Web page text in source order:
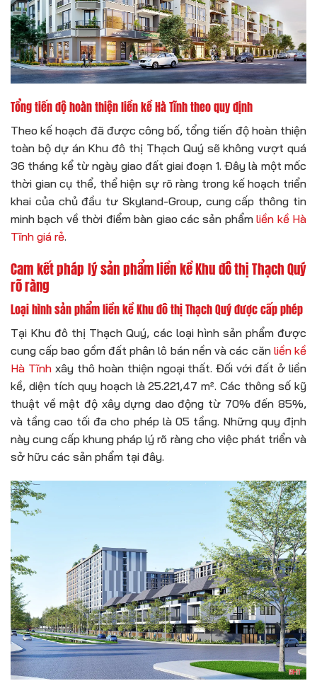
Tổng tiến độ hoàn thiện liền kề Hà Tĩnh theo quy định
Theo kế hoạch đã được công bố, tổng tiến độ hoàn thiện
toàn bộ dự án Khu đô thị Thạch Quý sẽ không vượt quá
36 tháng kể từ ngày giao đất giai đoạn 1. Đây là một mốc
thời gian cụ thể, thể hiện sự rõ ràng trong kế hoạch triển
khai của chủ đầu tư Skyland-Group, cung cấp thông tin
minh bạch về thời điểm bàn giao các sản phẩmliền kề Hà
Tĩnh giá rẻ.
Cam kết pháp lý sản phẩm liền kề Khu đô thị Thạch Quý
rõ ràng
Loại hình sản phẩm liền kề Khu đô thị Thạch Quý được cấp phép
Tại Khu đô thị Thạch Quý, các loại hình sản phẩm được
cung cấp bao gồm đất phân lô bán nền và các căn liền kề
Hà Tĩnhxây thô hoàn thiện ngoại thất. Đối với đất ở liền
kề, diện tích quy hoạch là 25.221,47 m². Các thông số kỹ
thuật về mật độ xây dựng dao động từ 70% đến 85%,
và tầng cao tối đa cho phép là 05 tầng. Những quy định
này cung cấp khung pháp lý rõ ràng cho việc phát triển và
sở hữu các sản phẩm tại đây.